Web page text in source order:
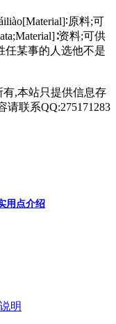
原料;可
资料;可供
任某事的人选他不是
有,本站只提供信息存
联系QQ:275171283
用点介绍
明